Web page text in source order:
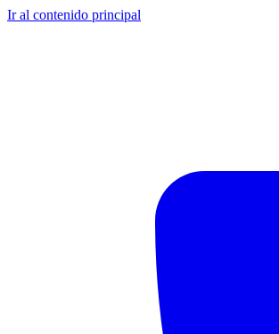
Ir al contenido principal